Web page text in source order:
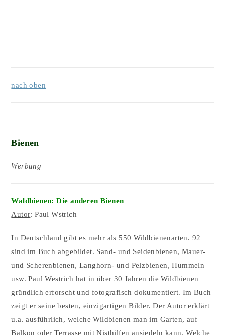
nach oben
Bienen
Werbung
Waldbienen: Die anderen Bienen
Autor: Paul Wstrich
In Deutschland gibt es mehr als 550 Wildbienenarten. 92
sind im Buch abgebildet. Sand- und Seidenbienen, Mauer-
und Scherenbienen, Langhorn- und Pelzbienen, Hummeln
usw. Paul Westrich hat in über 30 Jahren die Wildbienen
gründlich erforscht und fotografisch dokumentiert. Im Buch
zeigt er seine besten, einzigartigen Bilder. Der Autor erklärt
u.a. ausführlich, welche Wildbienen man im Garten, auf
Balkon oder Terrasse mit Nisthilfen ansiedeln kann. Welche